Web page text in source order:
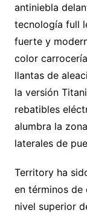
antiniebla
tecnología full
fuerte y
color
llantas de
la versión
rebatibles
alumbra la
laterales de
Territory ha
en términos
nivel superior